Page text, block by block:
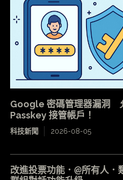
Google 密碼管理器漏洞
Passkey 接管帳戶！
科技新聞 2026-08-05
改進投票功能．@所有人